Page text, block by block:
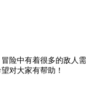
险中有着很多的敌人
对大家有帮助！